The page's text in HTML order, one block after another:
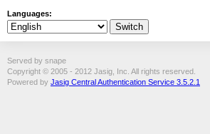
Languages:
Served by snape
Copyright © 2005 - 2012 Jasig, Inc. All rights reserved.
Powered by Jasig Central Authentication Service 3.5.2.1